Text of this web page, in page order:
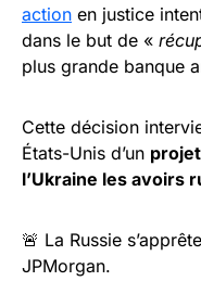
action en justice
dans le but de «
plus grande banque
Cette décision
États-Unis d’un
l’Ukraine les avoirs
🚨 La Russie
JPMorgan.